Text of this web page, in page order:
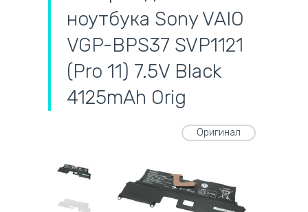
ноутбука Sony VAIO
VGP-BPS37 SVP1121
(Pro 11) 7.5V Black
4125mAh Orig
Оригинал
самовывоз